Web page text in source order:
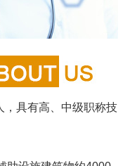
，具有高、中级职称技